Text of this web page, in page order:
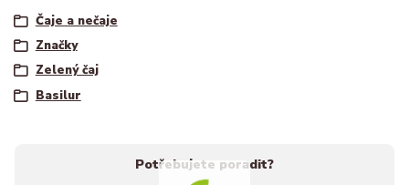
Čaje a nečaje
Značky
Zelený čaj
Basilur
Potřebujete poradit?